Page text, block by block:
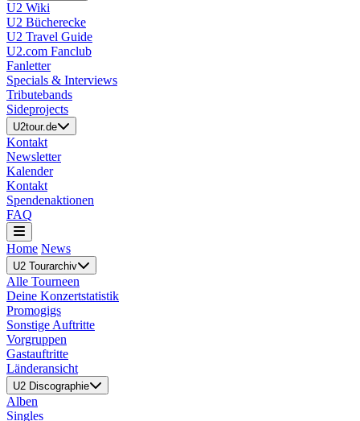
U2 Wiki
U2 Bücherecke
U2 Travel Guide
U2.com Fanclub
Fanletter
Specials & Interviews
Tributebands
Sideprojects
U2tour.de
Kontakt
Newsletter
Kalender
Kontakt
Spendenaktionen
FAQ
Home News
U2 Tourarchiv
Alle Tourneen
Deine Konzertstatistik
Promogigs
Sonstige Auftritte
Vorgruppen
Gastauftritte
Länderansicht
U2 Discographie
Alben
Singles